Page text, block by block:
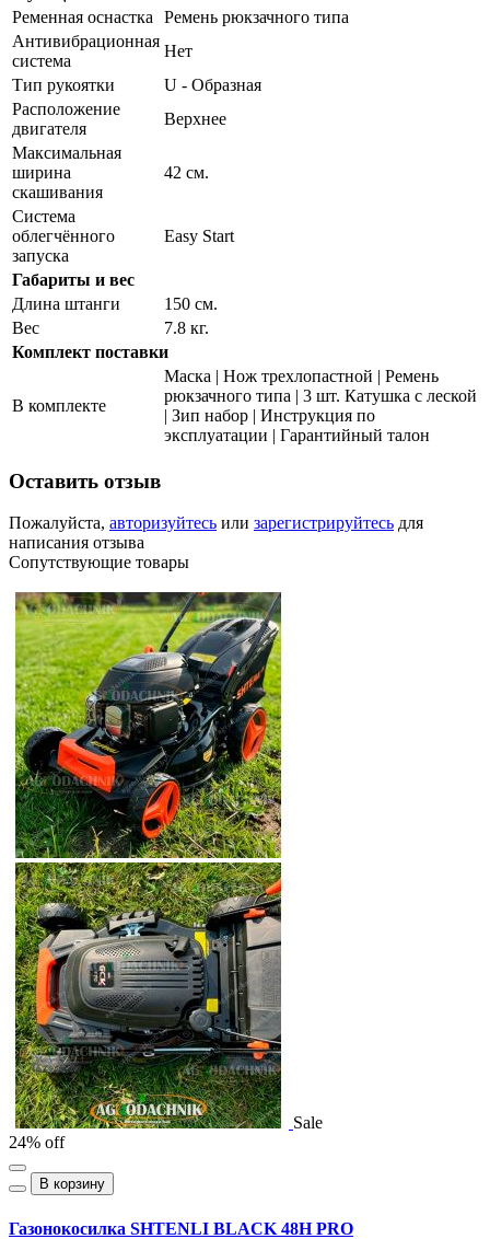
Ременная оснастка
Ремень рюкзачного типа
Антивибрационная
система
Нет
Тип рукоятки
U - Образная
Расположение
двигателя
Верхнее
Максимальная
ширина
скашивания
42 см.
Система
облегчённого
запуска
Easy Start
Габариты и вес
Длина штанги
150 см.
Вес
7.8 кг.
Комплект поставки
В комплекте
Маска | Нож трехлопастной | Ремень
рюкзачного типа | 3 шт. Катушка с леской
| Зип набор | Инструкция по
эксплуатации | Гарантийный талон
Оставить отзыв
Пожалуйста, авторизуйтесь или зарегистрируйтесь для
написания отзыва
Сопутствующие товары
Sale
24% off
В корзину
Газонокосилка SHTENLI BLACK 48H PRO